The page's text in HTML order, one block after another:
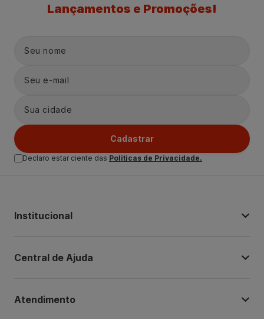
Lançamentos e Promoções!
Cadastrar
Declaro estar ciente das Politicas de Privacidade.
Institucional
Central de Ajuda
Atendimento